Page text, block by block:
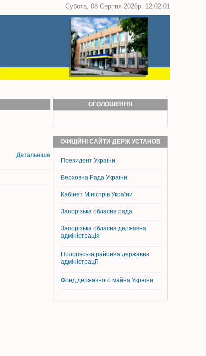
Субота, 08 Серпня 2026р. 12:02:01
Детальніше
ОГОЛОШЕННЯ
ОФІЦІЙНІ САЙТИ ДЕРЖ УСТАНОВ
Президент України
Верховна Рада України
Кабінет Міністрів України
Запорізька обласна рада
Запорізька обласна державна
адміністрація
Пологівська районна державна
адміністрації
Фонд державного майна України